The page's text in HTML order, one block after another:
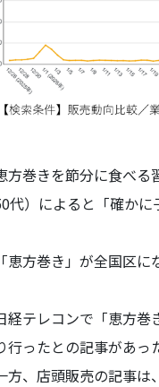
方巻きを節分に食べる
代）によると「確か
方巻き」が全国区に
経テレコンで「恵方巻
行ったとの記事があっ
方、店頭販売の記事は